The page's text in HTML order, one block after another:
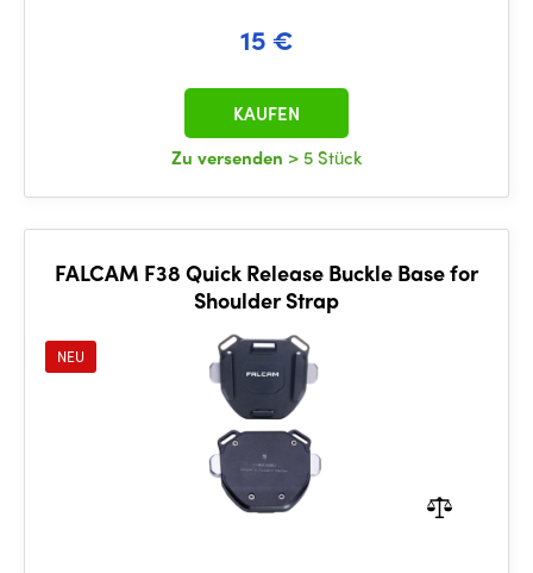
15 €
Zu versenden > 5 Stück
KAUFEN
FALCAM F38 Quick Release Buckle Base for
Shoulder Strap
NEU